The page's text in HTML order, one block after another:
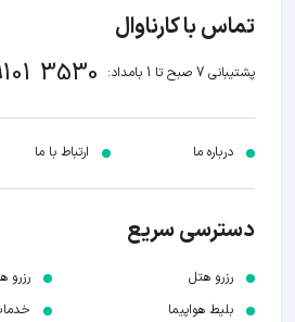
تماس با کارناوال
پشتیبانی 7 صبح تا 1 بامداد: 3530
درباره ما ارتباط با ما
دسترسی سریع
رزرو هتل
بلیط هواپیما
رزرو